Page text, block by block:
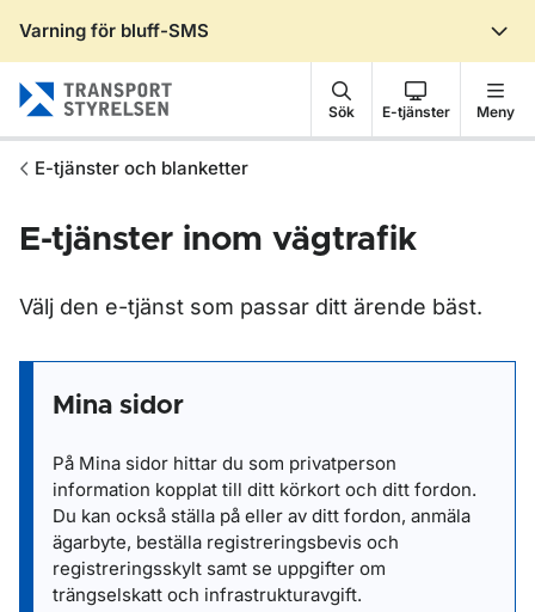
Varning för bluff-SMS
Sök E-tjänster Meny
E-tjänster och blanketter
E-tjänster inom vägtrafik
Välj den e-tjänst som passar ditt ärende bäst.
Mina sidor
På Mina sidor hittar du som privatperson
information kopplat till ditt körkort och ditt fordon.
Du kan också ställa på eller av ditt fordon, anmäla
ägarbyte, beställa registreringsbevis och
registreringsskylt samt se uppgifter om
trängselskatt och infrastrukturavgift.